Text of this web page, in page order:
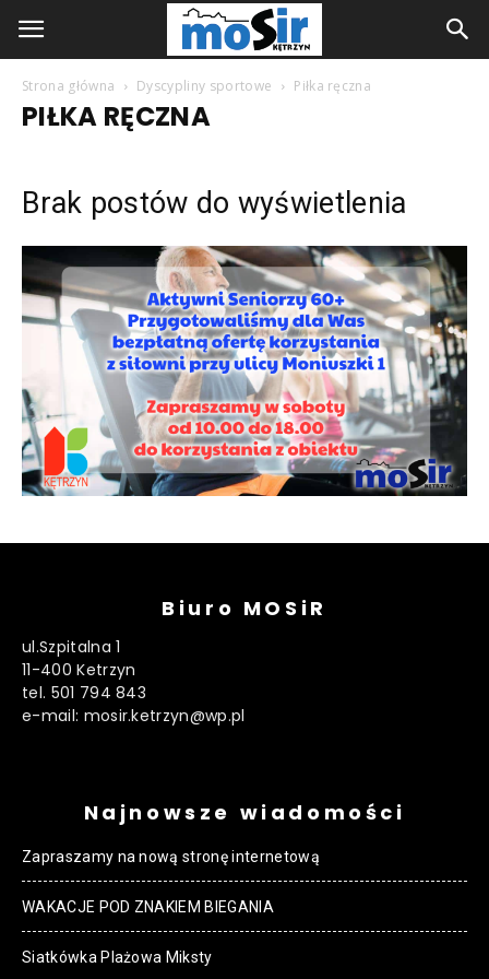
Strona główna Dyscypliny sportowe Piłka ręczna
PIŁKA RĘCZNA
Brak postów do wyświetlenia
Biuro MOSiR
ul.Szpitalna 1
11-400 Ketrzyn
tel. 501 794 843
e-mail: mosir.ketrzyn@wp.pl
Najnowsze wiadomości
Zapraszamy na nową stronę internetową
WAKACJE POD ZNAKIEM BIEGANIA
Siatkówka Plażowa Miksty